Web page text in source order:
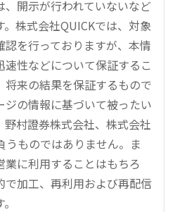
、開示が行われていないなど
株式会社QUICKでは、対象
を行っておりますが、本情
性などについて保証するこ
将来の結果を保証するもので
の情報に基づいて被ったい
村證券株式会社、株式会社
うものではありません。ま
に利用することはもちろ
で加工、再利用および再配信